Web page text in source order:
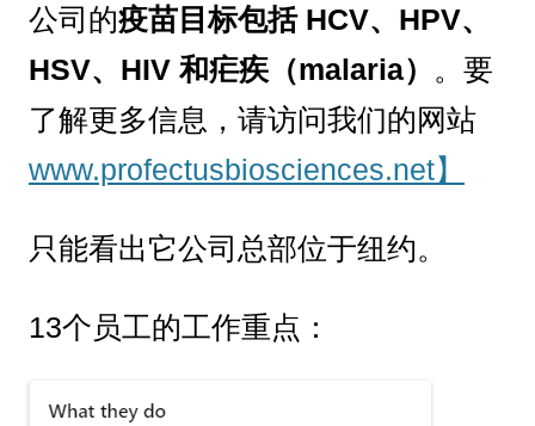
公司的疫苗目标包括 HCV、HPV、
HSV、HIV 和疟疾（malaria）
。要
了解更多信息，请访问我们的网站
www.profectusbiosciences.net】
只能看出它公司总部位于纽约。
13个员工的工作重点：